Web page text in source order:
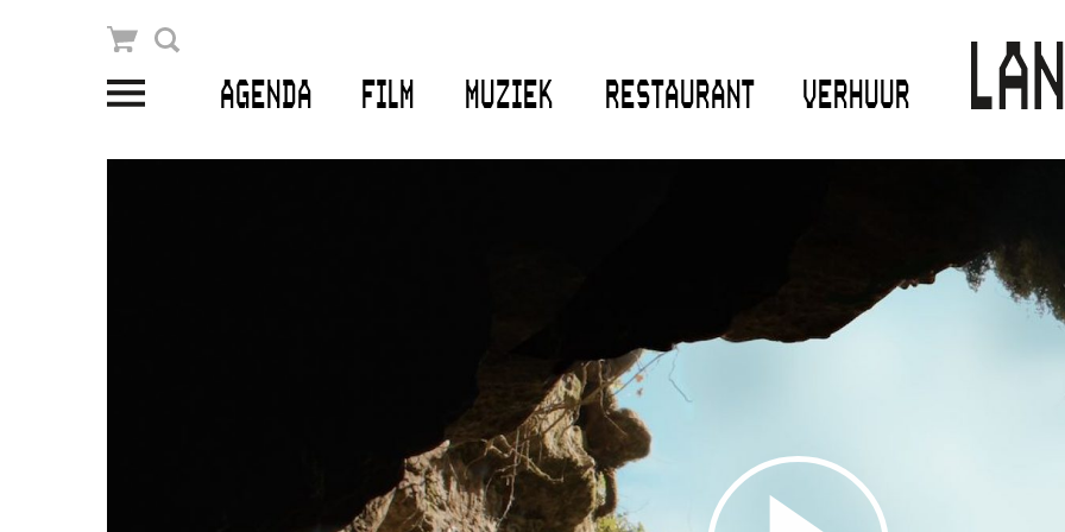
AGENDA FILM MUZIEK RESTAURANT VERHUUR
Winkelmandje
PLAN JE BEZOEK
Filmprogramma’s Primair Onderwijs